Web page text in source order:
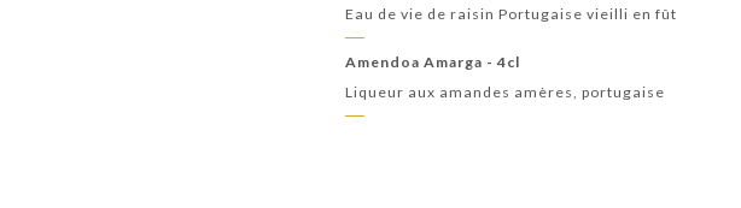
Eau de vie de raisin Portugaise vieilli en fût
Amendoa Amarga - 4cl
Liqueur aux amandes amères, portugaise